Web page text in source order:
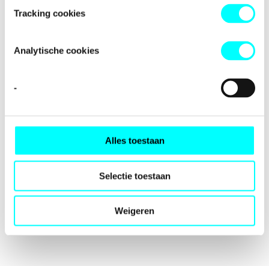
Tracking cookies
Analytische cookies
-
Alles toestaan
Selectie toestaan
Weigeren
browser consolefor